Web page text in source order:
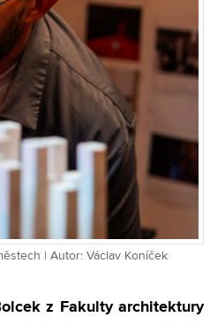
| Autor: Václav Koníček
z Fakulty architektury